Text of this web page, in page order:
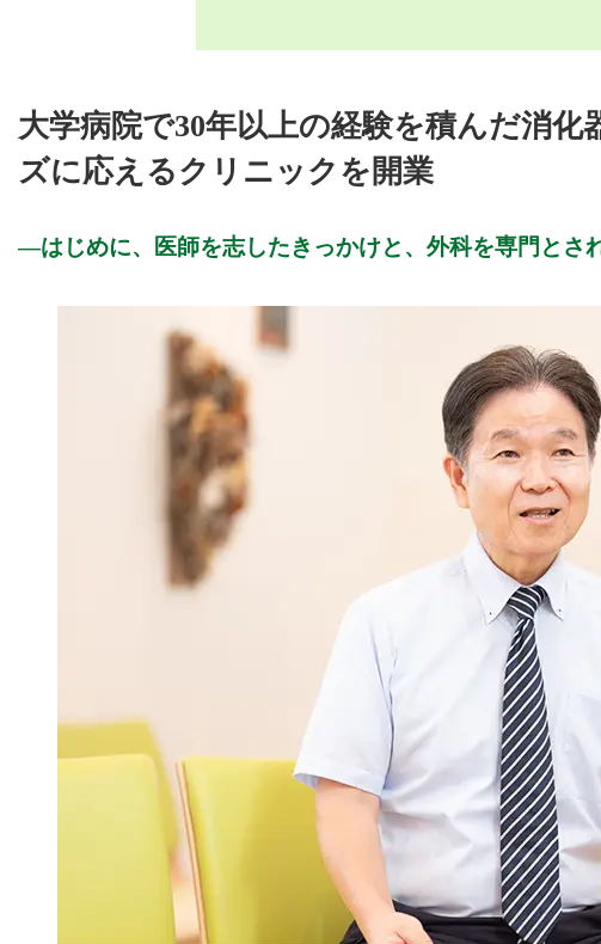
大学病院で30年以上の経験を積んだ消
ズに応えるクリニックを開業
はじめに、医師を志したきっかけと、外科を専門とさ